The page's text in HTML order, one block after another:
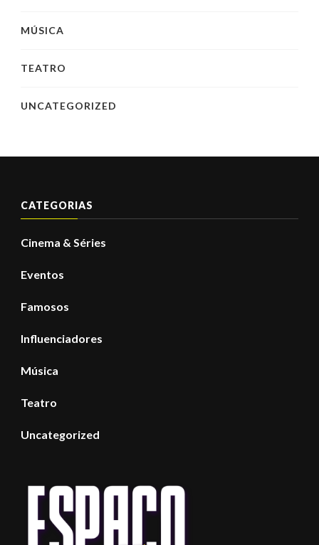
MÚSICA
TEATRO
UNCATEGORIZED
CATEGORIAS
Cinema & Séries
Eventos
Famosos
Influenciadores
Música
Teatro
Uncategorized